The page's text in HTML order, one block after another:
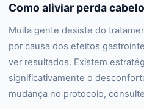
Como aliviar perda
Muita gente desiste do
por causa dos efeitos
ver resultados. Existem
significativamente o
mudança no protocolo,